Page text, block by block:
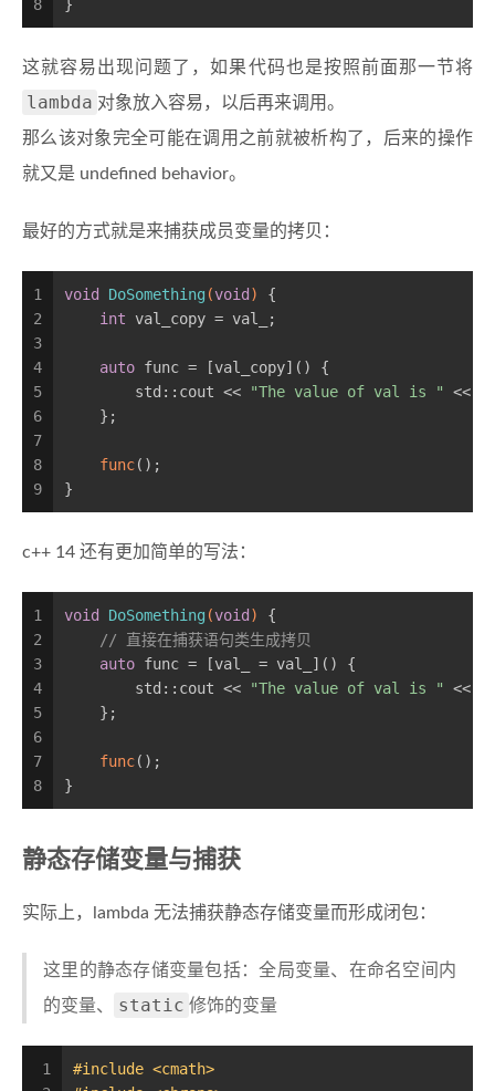
8 }
这就容易出现问题了，如果代码也是按照前面那一节将
lambda 对象放入容易，以后再来调用。
那么该对象完全可能在调用之前就被析构了，后来的操作
就又是 undefined behavior。
最好的方式就是来捕获成员变量的拷贝：
1
2
3
4
5
6
7
8
9
void DoSomething (void )
{
int val_copy = val_;
auto func = [val_copy]() {
        std::cout <<
"The value of val is "
<<
    };
func();
}
c++ 14 还有更加简单的写法：
1
2
3
4
5
6
7
8
void DoSomething (void )
{
// 直接在捕获语句类生成拷贝
auto func = [val_ = val_]() {
        std::cout <<
"The value of val is "
<<
    };
func();
}
静态存储变量与捕获
实际上，lambda 无法捕获静态存储变量而形成闭包：
这里的静态存储变量包括：全局变量、在命名空间内
的变量、
static 修饰的变量
1
#include <cmath>